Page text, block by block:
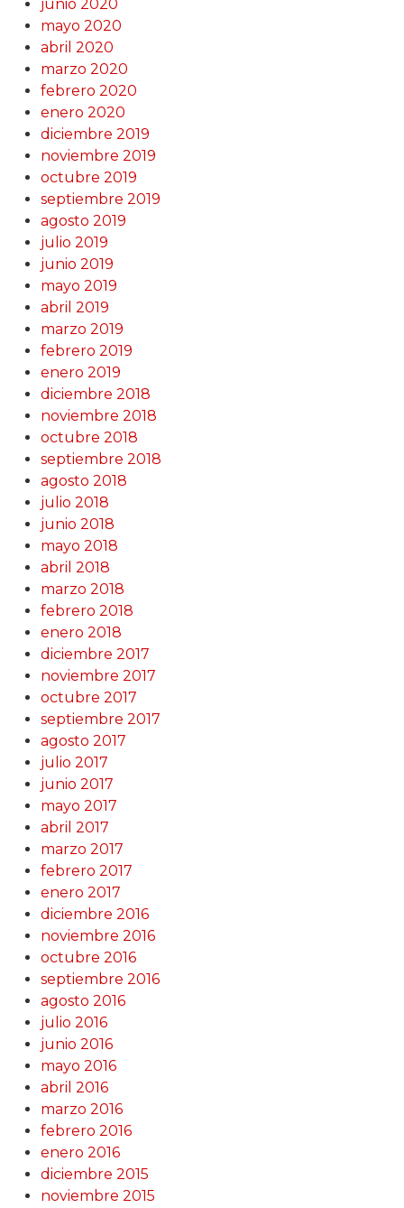
junio 2020
mayo 2020
abril 2020
marzo 2020
febrero 2020
enero 2020
diciembre 2019
noviembre 2019
octubre 2019
septiembre 2019
agosto 2019
julio 2019
junio 2019
mayo 2019
abril 2019
marzo 2019
febrero 2019
enero 2019
diciembre 2018
noviembre 2018
octubre 2018
septiembre 2018
agosto 2018
julio 2018
junio 2018
mayo 2018
abril 2018
marzo 2018
febrero 2018
enero 2018
diciembre 2017
noviembre 2017
octubre 2017
septiembre 2017
agosto 2017
julio 2017
junio 2017
mayo 2017
abril 2017
marzo 2017
febrero 2017
enero 2017
diciembre 2016
noviembre 2016
octubre 2016
septiembre 2016
agosto 2016
julio 2016
junio 2016
mayo 2016
abril 2016
marzo 2016
febrero 2016
enero 2016
diciembre 2015
noviembre 2015